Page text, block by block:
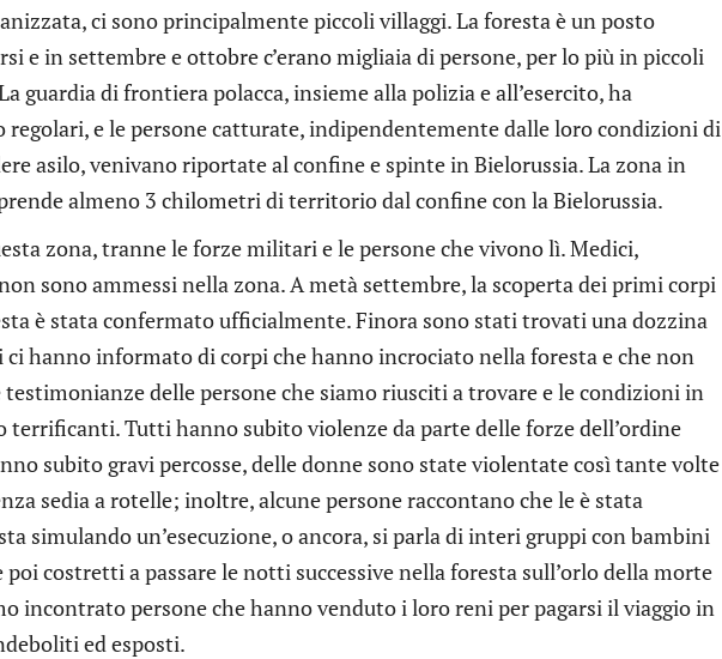
ci sono principalmente piccoli villaggi. La foresta è un posto
e in settembre e ottobre c’erano migliaia di persone, per lo più in piccoli
guardia di frontiera polacca, insieme alla polizia e all’esercito, ha
regolari, e le persone catturate, indipendentemente dalle loro condizioni di
asilo, venivano riportate al confine e spinte in Bielorussia. La zona in
almeno 3 chilometri di territorio dal confine con la Bielorussia.
zona, tranne le forze militari e le persone che vivono lì. Medici,
sono ammessi nella zona. A metà settembre, la scoperta dei primi corpi
è stata confermato ufficialmente. Finora sono stati trovati una dozzina
hanno informato di corpi che hanno incrociato nella foresta e che non
delle persone che siamo riusciti a trovare e le condizioni in
terrificanti. Tutti hanno subito violenze da parte delle forze dell’ordine
subito gravi percosse, delle donne sono state violentate così tante volte
sedia a rotelle; inoltre, alcune persone raccontano che le è stata
simulando un’esecuzione, o ancora, si parla di interi gruppi con bambini
costretti a passare le notti successive nella foresta sull’orlo della morte
incontrato persone che hanno venduto i loro reni per pagarsi il viaggio in
ed esposti.